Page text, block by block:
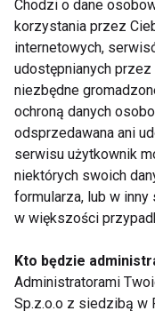
Ból, który
łopatki
gdy sprzątasz!
Chodzi o dane
korzystania przez
internetowych,
udostępnianych przez
niezbędne
ochroną danych
odsprzedawana ani
serwisu użytkownik
niektórych swoich
formularza, lub w
w większości
Kto będzie
Administratorami
Sp.z.o.o z siedzibą w